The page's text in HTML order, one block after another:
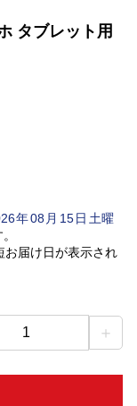
タブレット用
年08 月 15日土曜
お届け日が表示され
1 ＋